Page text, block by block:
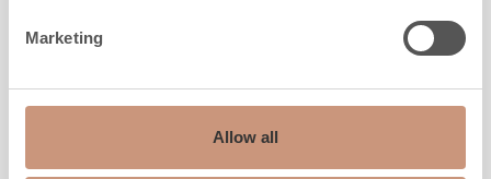
Marketing
Allow all
130m2
CONOSCI